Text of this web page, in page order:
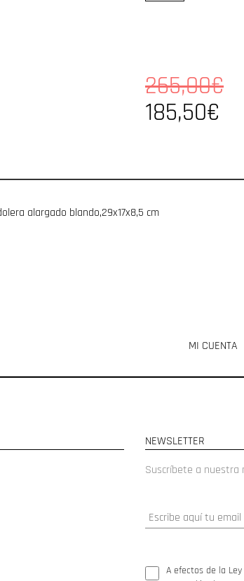
265,00€
185,50€
alargado blando,29x17x8,5 cm
MI CUENTA
NEWSLETTER
Suscríbete a
A efectos de la Ley